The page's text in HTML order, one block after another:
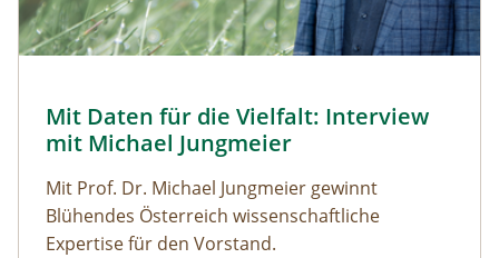
Naturmagazin: Mit Daten für die Vielfalt: Interview mit
Mit Daten für die Vielfalt: Interview
mit Michael Jungmeier
Mit Prof. Dr. Michael Jungmeier gewinnt
Blühendes Österreich wissenschaftliche
Expertise für den Vorstand.